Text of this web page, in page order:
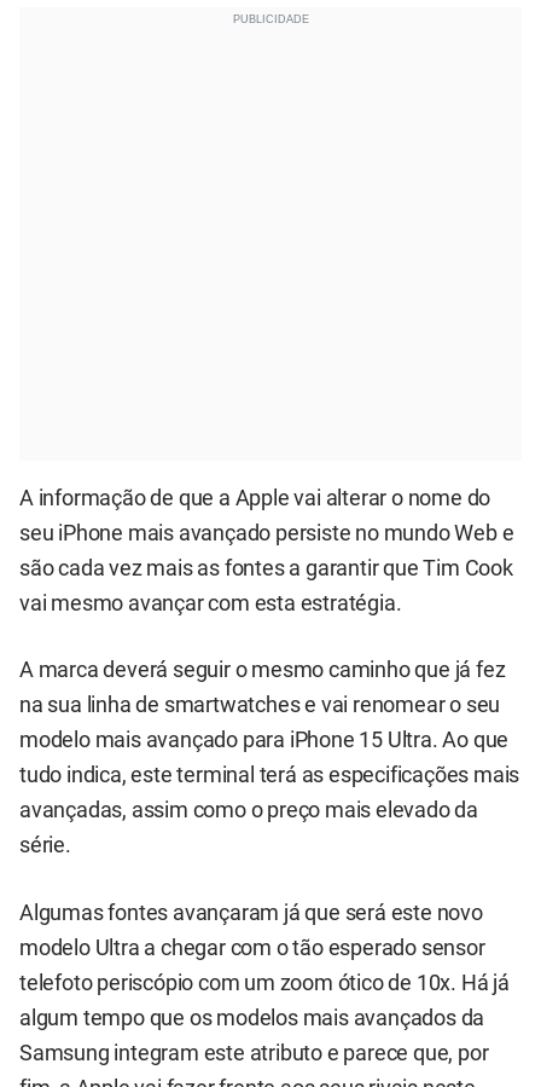
A informação de que a Apple vai alterar o nome do
seu iPhone mais avançado persiste no mundo Web e
são cada vez mais as fontes a garantir que Tim Cook
vai mesmo avançar com esta estratégia.
A marca deverá seguir o mesmo caminho que já fez
na sua linha de smartwatches e vai renomear o seu
modelo mais avançado para iPhone 15 Ultra. Ao que
tudo indica, este terminal terá as especificações mais
avançadas, assim como o preço mais elevado da
série.
Algumas fontes avançaram já que será este novo
modelo Ultra a chegar com o tão esperado sensor
telefoto periscópio com um zoom ótico de 10x. Há já
algum tempo que os modelos mais avançados da
Samsung integram este atributo e parece que, por